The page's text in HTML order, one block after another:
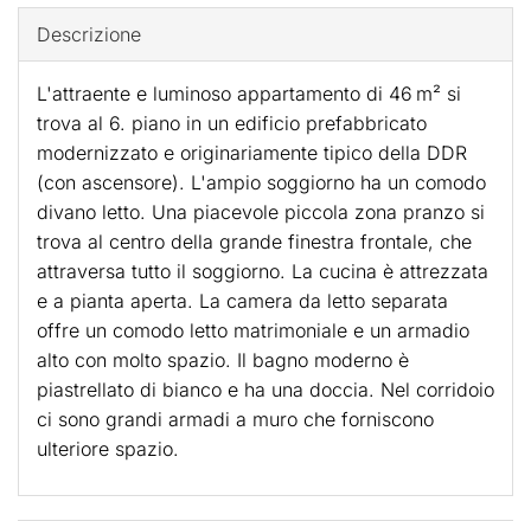
Descrizione
L'attraente e luminoso appartamento di 46 m² si
trova al 6. piano in un edificio prefabbricato
modernizzato e originariamente tipico della DDR
(con ascensore). L'ampio soggiorno ha un comodo
divano letto. Una piacevole piccola zona pranzo si
trova al centro della grande finestra frontale, che
attraversa tutto il soggiorno. La cucina è attrezzata
e a pianta aperta. La camera da letto separata
offre un comodo letto matrimoniale e un armadio
alto con molto spazio. Il bagno moderno è
piastrellato di bianco e ha una doccia. Nel corridoio
ci sono grandi armadi a muro che forniscono
ulteriore spazio.